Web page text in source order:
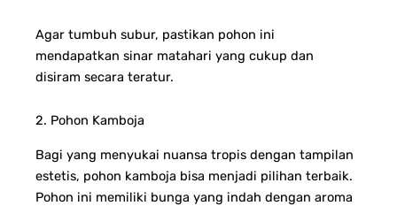
Agar tumbuh subur, pastikan pohon ini
mendapatkan sinar matahari yang cukup dan
disiram secara teratur.
2. Pohon Kamboja
Bagi yang menyukai nuansa tropis dengan tampilan
estetis, pohon kamboja bisa menjadi pilihan terbaik.
Pohon ini memiliki bunga yang indah dengan aroma